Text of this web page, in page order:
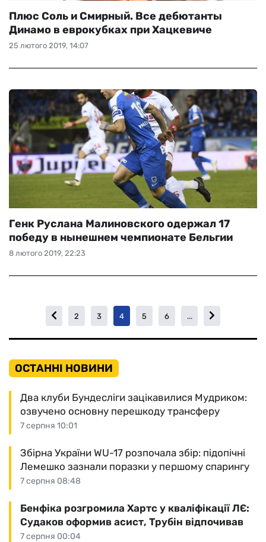
25 лютого 2019, 14:07
Плюс Соль и Смирный. Все дебютанты
Динамо в еврокубках при Хацкевиче
8 лютого 2019, 22:23
Генк Руслана Малиновского одержал 17
победу в нынешнем чемпионате Бельгии
2 3 4 5 6 ...
ОСТАННІ НОВИНИ
7 серпня 10:01
Два клуби Бундесліги зацікавилися Мудриком:
озвучено основну перешкоду трансферу
7 серпня 08:48
Збірна України WU-17 розпочала збір: підопічні
Лемешко зазнали поразки у першому спарингу
7 серпня 00:04
Бенфіка розгромила Хартс у кваліфікації ЛЄ:
Судаков оформив асист, Трубін відпочивав